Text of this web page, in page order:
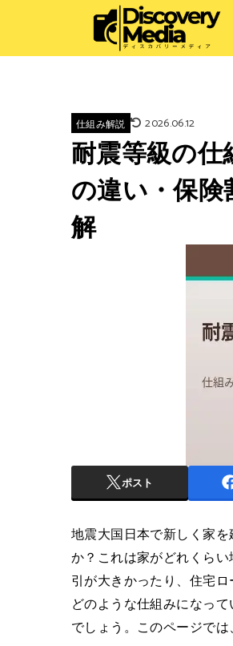
仕組み解説 2026.06.12
耐震等級の
の違い・保
解
ポスト
地震大国日本で新しく家
か？これは家がどれくら
引が大きかったり、住宅
どのような仕組みになっ
でしょう。このページで